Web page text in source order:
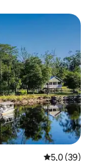
Середня
5,0 (39)